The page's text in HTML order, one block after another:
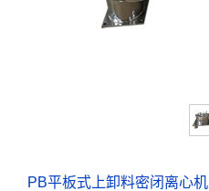
PB平板式上卸料密闭离心机